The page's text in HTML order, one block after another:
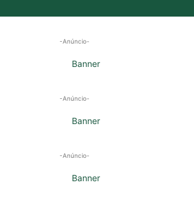
-Anúncio-
-Anúncio-
-Anúncio-